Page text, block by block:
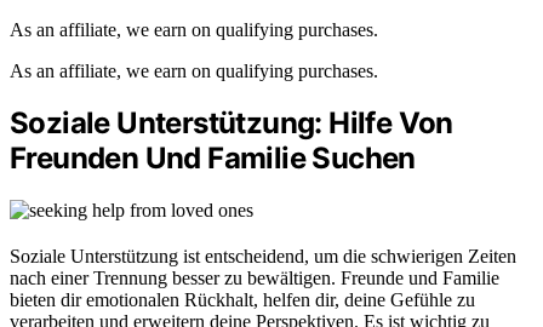
As an affiliate, we earn on qualifying purchases.
As an affiliate, we earn on qualifying purchases.
Soziale Unterstützung: Hilfe Von
Freunden Und Familie Suchen
Soziale Unterstützung ist entscheidend, um die schwierigen Zeiten
nach einer Trennung besser zu bewältigen. Freunde und Familie
bieten dir emotionalen Rückhalt, helfen dir, deine Gefühle zu
verarbeiten und erweitern deine Perspektiven. Es ist wichtig zu